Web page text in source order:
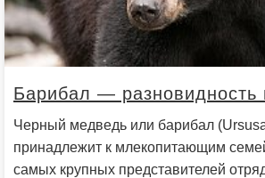
Барибал — разновидность
Черный медведь или барибал
принадлежит к млекопитающим
самых крупных представителей